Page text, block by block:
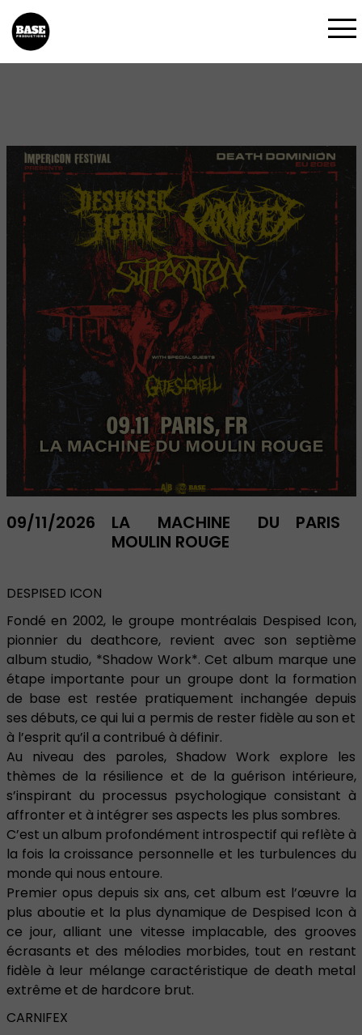
09/11/2026
LA MACHINE DU
MOULIN ROUGE
PARIS
DESPISED ICON
Fondé en 2002, le groupe montréalais Despised Icon,
pionnier du deathcore, revient avec son septième
album studio, *Shadow Work*. Cet album marque une
étape importante pour un groupe dont la formation
de base est restée pratiquement inchangée depuis
ses débuts, ce qui lui a permis de rester fidèle au son et
à l’esprit qu’il a contribué à définir.
Au niveau des paroles, Shadow Work explore les
thèmes de la résilience et de la guérison intérieure,
s’inspirant du processus psychologique consistant à
affronter et à intégrer ses aspects les plus sombres.
C’est un album profondément introspectif qui reflète à
la fois la croissance personnelle et les turbulences du
monde qui nous entoure.
Premier opus depuis six ans, cet album est l’œuvre la
plus aboutie et la plus dynamique de Despised Icon à
ce jour, alliant une vitesse implacable, des grooves
écrasants et des mélodies morbides, tout en restant
fidèle à leur mélange caractéristique de death metal
extrême et de hardcore brut.
CARNIFEX